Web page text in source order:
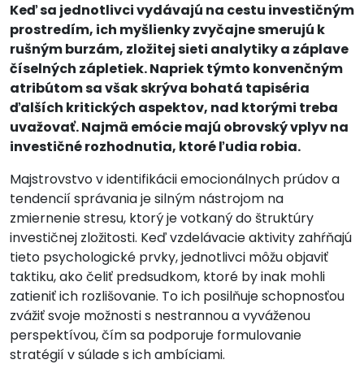
Keď sa jednotlivci vydávajú na cestu investičným
prostredím, ich myšlienky zvyčajne smerujú k
rušným burzám, zložitej sieti analytiky a záplave
číselných zápletiek. Napriek týmto konvenčným
atribútom sa však skrýva bohatá tapiséria
ďalších kritických aspektov, nad ktorými treba
uvažovať. Najmä emócie majú obrovský vplyv na
investičné rozhodnutia, ktoré ľudia robia.
Majstrovstvo v identifikácii emocionálnych prúdov a
tendencií správania je silným nástrojom na
zmiernenie stresu, ktorý je votkaný do štruktúry
investičnej zložitosti. Keď vzdelávacie aktivity zahŕňajú
tieto psychologické prvky, jednotlivci môžu objaviť
taktiku, ako čeliť predsudkom, ktoré by inak mohli
zatieniť ich rozlišovanie. To ich posilňuje schopnosťou
zvážiť svoje možnosti s nestrannou a vyváženou
perspektívou, čím sa podporuje formulovanie
stratégií v súlade s ich ambíciami.